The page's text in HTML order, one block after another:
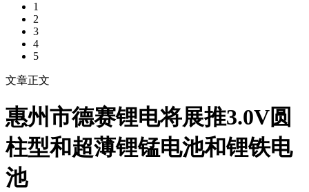
1
2
3
4
5
文章正文
惠州市德赛锂电将展推3.0V圆
柱型和超薄锂锰电池和锂铁电
池